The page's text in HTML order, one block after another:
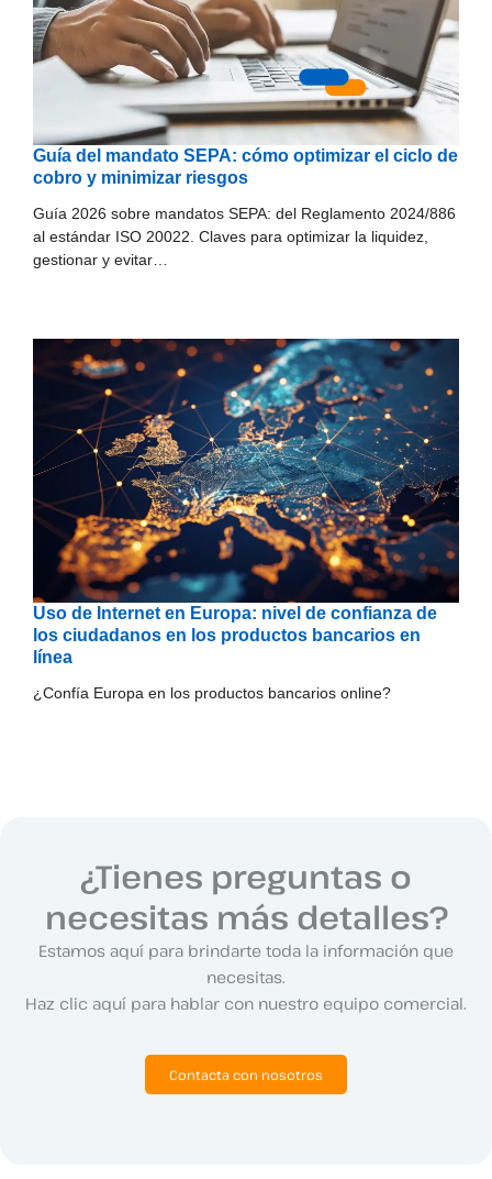
Guía del mandato SEPA: cómo optimizar el ciclo de
cobro y minimizar riesgos
Guía 2026 sobre mandatos SEPA: del Reglamento 2024/886
al estándar ISO 20022. Claves para optimizar la liquidez,
gestionar y evitar…
Uso de Internet en Europa: nivel de confianza de
los ciudadanos en los productos bancarios en
línea
¿Confía Europa en los productos bancarios online?
¿Tienes preguntas o
necesitas más detalles?
Estamos aquí para brindarte toda la información que
necesitas.
Haz clic aquí para hablar con nuestro equipo comercial.
Contacta con nosotros